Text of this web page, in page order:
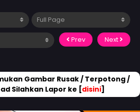
Prev Next
Gambar Rusak / Terpotong /
Silahkan Lapor ke [disini]